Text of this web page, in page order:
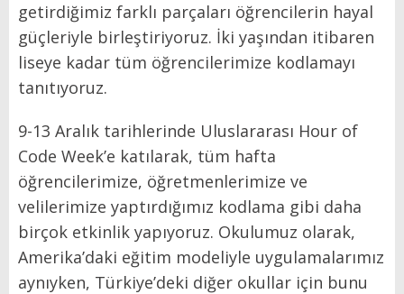
getirdiğimiz farklı parçaları öğrencilerin hayal
güçleriyle birleştiriyoruz. İki yaşından itibaren
liseye kadar tüm öğrencilerimize kodlamayı
tanıtıyoruz.
9-13 Aralık tarihlerinde Uluslararası Hour of
Code Week’e katılarak, tüm hafta
öğrencilerimize, öğretmenlerimize ve
velilerimize yaptırdığımız kodlama gibi daha
birçok etkinlik yapıyoruz. Okulumuz olarak,
Amerika’daki eğitim modeliyle uygulamalarımız
aynıyken, Türkiye’deki diğer okullar için bunu